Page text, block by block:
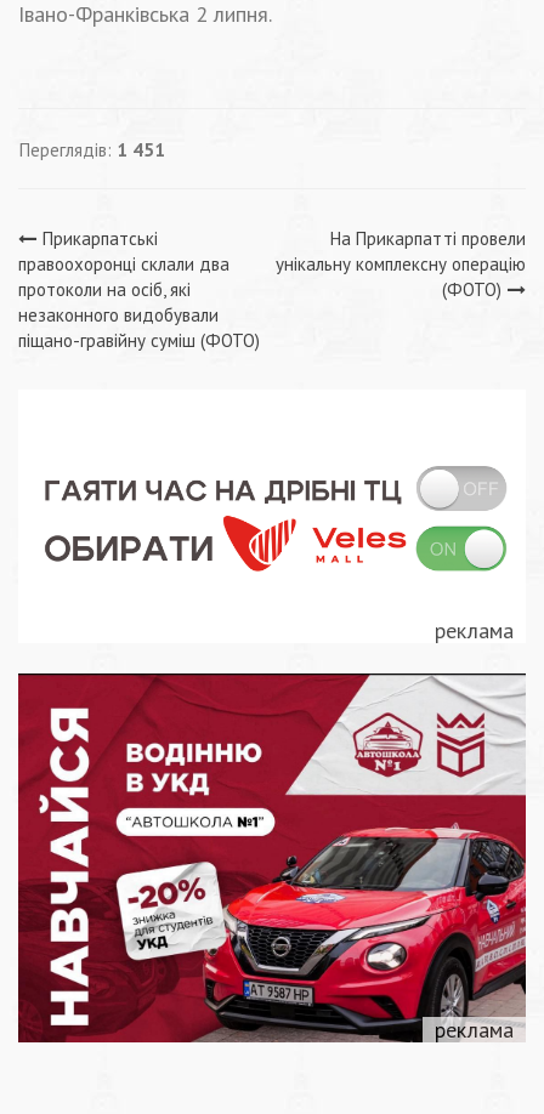
Івано-Франківська 2 липня.
Переглядів: 1 451
Навігація
записів
Прикарпатські
правоохоронці склали два
протоколи на осіб, які
незаконного видобували
піщано-гравійну суміш (ФОТО)
На Прикарпатті провели
унікальну комплексну операцію
(ФОТО)